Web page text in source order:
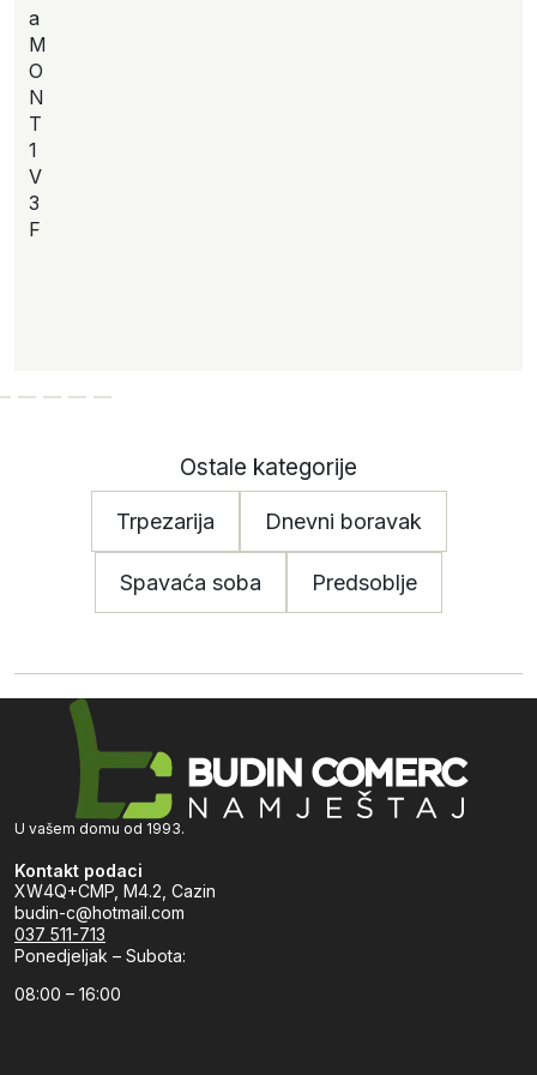
a
M
O
N
T
1
V
3
F
Ostale kategorije
Trpezarija Dnevni boravak
Spavaća soba Predsoblje
U vašem domu od 1993.
Kontakt podaci
XW4Q+CMP, M4.2, Cazin
budin-c@hotmail.com
037 511-713
Ponedjeljak – Subota:
08:00 – 16:00